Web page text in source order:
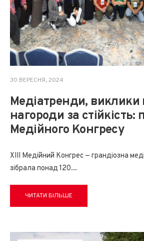
30 ВЕРЕСНЯ, 2024
Медіатренди, виклики
нагороди за стійкість:
Медійного Конгресу
XIII Медійний Конгрес — грандіозна
зібрала понад 120...
ЧИТАТИ БІЛЬШЕ